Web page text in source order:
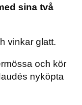
sina två
vinkar glatt.
och kör
nyköpta